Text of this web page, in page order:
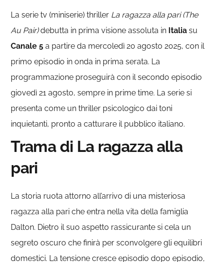
La serie tv (miniserie) thriller La ragazza alla pari (The
Au Pair)debutta in prima visione assoluta in Italia su
Canale 5 a partire da mercoledì 20 agosto 2025, con il
primo episodio in onda in prima serata. La
programmazione proseguirà con il secondo episodio
giovedì 21 agosto, sempre in prime time. La serie si
presenta come un thriller psicologico dai toni
inquietanti, pronto a catturare il pubblico italiano.
Trama di La ragazza alla
pari
La storia ruota attorno all’arrivo di una misteriosa
ragazza alla pari che entra nella vita della famiglia
Dalton. Dietro il suo aspetto rassicurante si cela un
segreto oscuro che finirà per sconvolgere gli equilibri
domestici. La tensione cresce episodio dopo episodio,